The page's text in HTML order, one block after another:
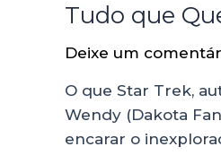
Tudo que
Deixe um
O que Star Trek,
Wendy (Dakota
encarar o